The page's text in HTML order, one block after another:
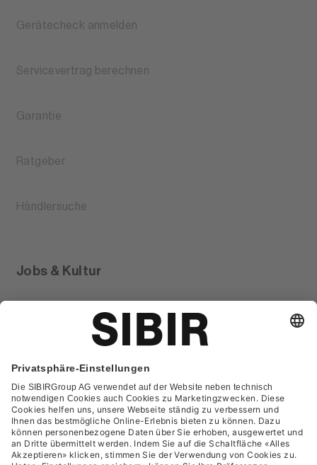
Gerätecheck anmelden
Servicevertrag berechnen
Garantie
Ratgeber
Händlersuche
Jobs & Kultur
Glossar
Kontakt
FAQ